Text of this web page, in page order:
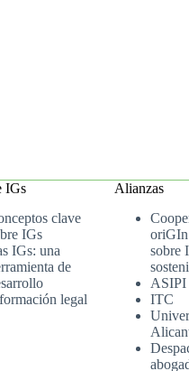
IGs
clave
IGs
IGs: una
de
legal
Alianzas
sobre
ASIPI
ITC